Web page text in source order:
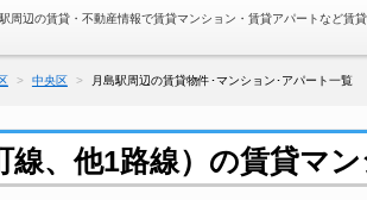
周辺の賃貸・不動産情報で賃貸マンション・賃貸アパートなど賃
中央区 月島駅周辺の賃貸物件･マンション･アパート一覧
線、他1路線）の賃貸マ